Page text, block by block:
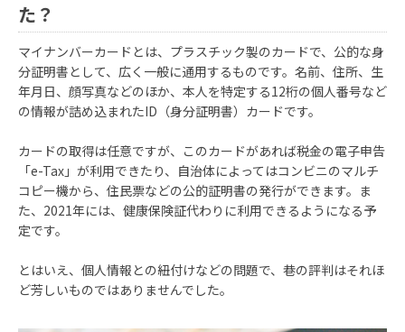
た？
マイナンバーカードとは、プラスチック製のカードで、公的な身
分証明書として、広く一般に通用するものです。名前、住所、生
年月日、顔写真などのほか、本人を特定する12桁の個人番号など
の情報が詰め込まれたID（身分証明書）カードです。
カードの取得は任意ですが、このカードがあれば税金の電子申告
「e-Tax」が利用できたり、自治体によってはコンビニのマルチ
コピー機から、住民票などの公的証明書の発行ができます。ま
た、2021年には、健康保険証代わりに利用できるようになる予
定です。
とはいえ、個人情報との紐付けなどの問題で、巷の評判はそれほ
ど芳しいものではありませんでした。